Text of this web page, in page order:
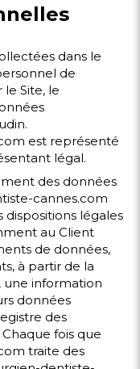
dans le
de
le Site, le
est représenté
légal.
des données
cannes.com
dispositions légales
au Client
de données,
à partir de la
une information
données
des
fois que
traite des